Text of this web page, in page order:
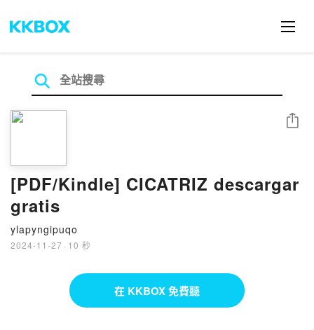
[PDF/Kindle] CICATRIZ descargar
gratis
ylapyngipuqo
2024-11-27 · 10 秒
分享
在 KKBOX 免費聽